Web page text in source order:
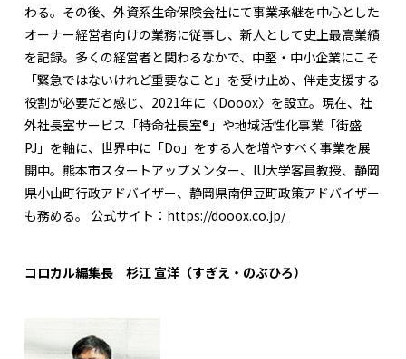
わる。その後、外資系生命保険会社にて事業承継を中心とした
オーナー経営者向けの業務に従事し、新人として史上最高業績
を記録。多くの経営者と関わるなかで、中堅・中小企業にこそ
「緊急ではないけれど重要なこと」を受け止め、伴走支援する
役割が必要だと感じ、2021年に〈Dooox〉を設立。現在、社
外社長室サービス「特命社長室®」や地域活性化事業「街盛
PJ」を軸に、世界中に「Do」をする人を増やすべく事業を展
開中。熊本市スタートアップメンター、IU大学客員教授、静岡
県小山町行政アドバイザー、静岡県南伊豆町政策アドバイザー
も務める。 公式サイト： https://dooox.co.jp/
コロカル編集長 杉江 宣洋（すぎえ・のぶひろ）